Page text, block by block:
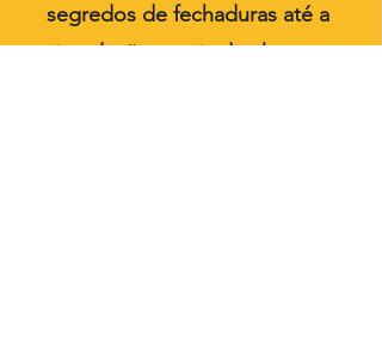
segredos de fechaduras até a
instalação, copia de chaves,